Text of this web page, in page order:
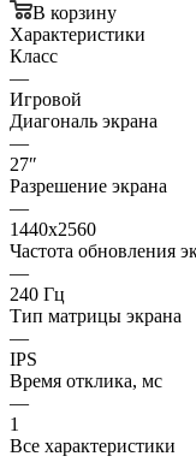
В корзину
Характеристики
Класс
—
Игровой
Диагональ экрана
—
27″
Разрешение экрана
—
1440x2560
Частота обновления
—
240 Гц
Тип матрицы экрана
—
IPS
Время отклика, мс
—
1
Все характеристики